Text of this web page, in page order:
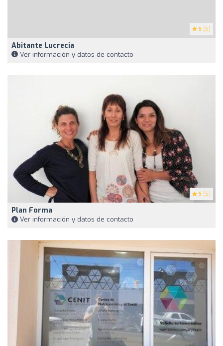
5 (5)
Abitante Lucrecia
Ver información y datos de contacto
5 (5)
Plan Forma
Ver información y datos de contacto